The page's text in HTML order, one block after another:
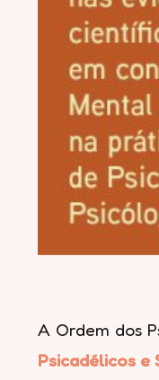
A Ordem dos
Psicadélicos e